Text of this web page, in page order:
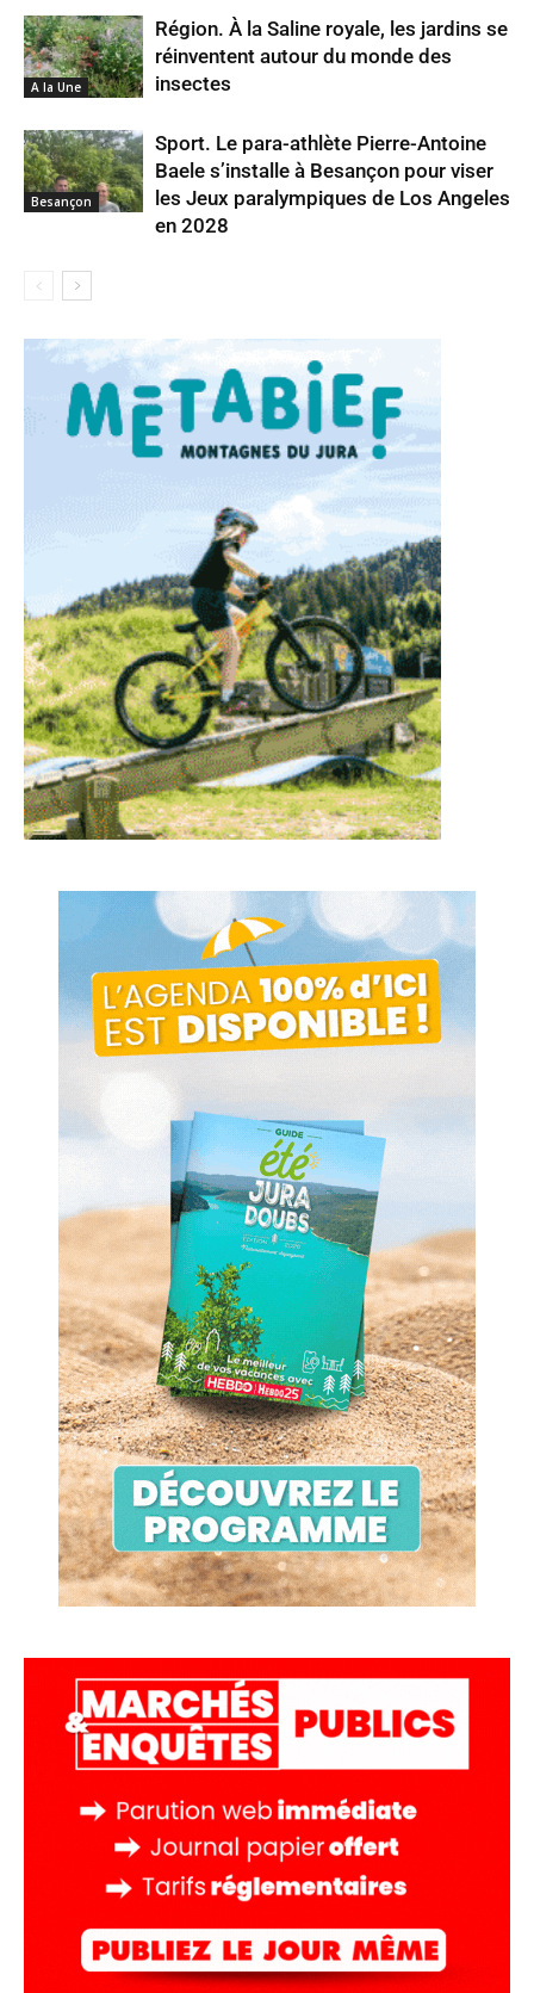
A la Une
Région. À la Saline royale, les jardins se
réinventent autour du monde des
insectes
Besançon
Sport. Le para-athlète Pierre-Antoine
Baele s’installe à Besançon pour viser
les Jeux paralympiques de Los Angeles
en 2028